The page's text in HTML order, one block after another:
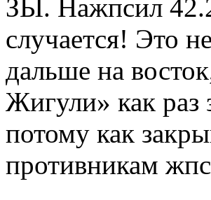
ЗЫ. Нажпсил
случается! Это
дальше на
Жигули» как раз
потому как
противникам